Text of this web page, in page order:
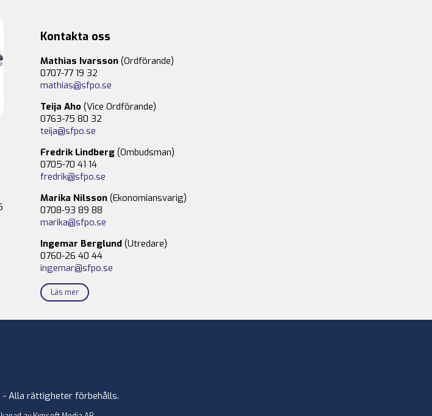
Kontakta oss
Mathias Ivarsson (Ordförande)
0707-77 19 32
mathias@sfpo.se
Teija Aho (Vice Ordförande)
0763-75 80 32
teija@sfpo.se
Fredrik Lindberg (Ombudsman)
0705-70 41 14
fredrik@sfpo.se
Marika Nilsson (Ekonomiansvarig)
0708-93 89 88
marika@sfpo.se
Ingemar Berglund (Utredare)
0760-26 40 44
ingemar@sfpo.se
Läs mer
Alla rättigheter förbehålls.